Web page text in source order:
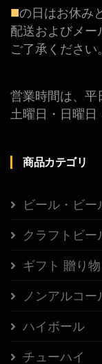
■の日はお休み
配送およびメー
ご了承ください。
営業時間は、
土曜日・日曜日
商品カテゴリ
ビール・ビー
クラフトビー
ギフト 贈り物
ノンアルコー
ハイボール
チューハイ